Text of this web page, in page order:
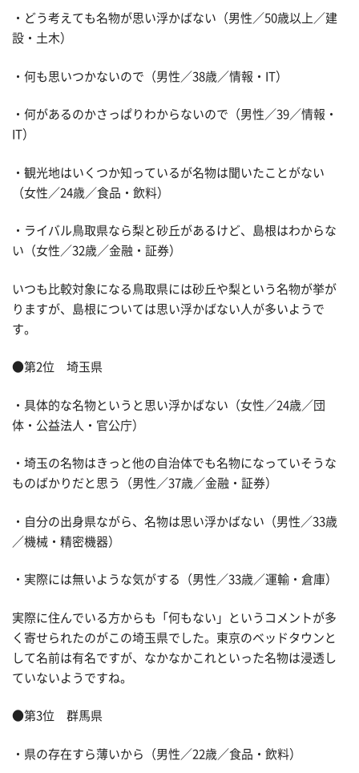
・どう考えても名物が思い浮かばない（男性／50歳以上／建
設・土木）
・何も思いつかないので（男性／38歳／情報・IT）
・何があるのかさっぱりわからないので（男性／39／情報・
IT）
・観光地はいくつか知っているが名物は聞いたことがない
（女性／24歳／食品・飲料）
・ライバル鳥取県なら梨と砂丘があるけど、島根はわからな
い（女性／32歳／金融・証券）
いつも比較対象になる鳥取県には砂丘や梨という名物が挙が
りますが、島根については思い浮かばない人が多いようで
す。
●第2位 埼玉県
・具体的な名物というと思い浮かばない（女性／24歳／団
体・公益法人・官公庁）
・埼玉の名物はきっと他の自治体でも名物になっていそうな
ものばかりだと思う（男性／37歳／金融・証券）
・自分の出身県ながら、名物は思い浮かばない（男性／33歳
／機械・精密機器）
・実際には無いような気がする（男性／33歳／運輸・倉庫）
実際に住んでいる方からも「何もない」というコメントが多
く寄せられたのがこの埼玉県でした。東京のベッドタウンと
して名前は有名ですが、なかなかこれといった名物は浸透し
ていないようですね。
●第3位 群馬県
・県の存在すら薄いから（男性／22歳／食品・飲料）